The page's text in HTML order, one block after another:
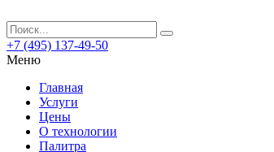
+7 (495) 137-49-50
Меню
Главная
Услуги
Цены
О технологии
Палитра